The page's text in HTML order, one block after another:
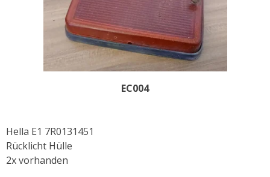
EC004
Hella E1 7R0131451
Rücklicht Hülle
2x vorhanden